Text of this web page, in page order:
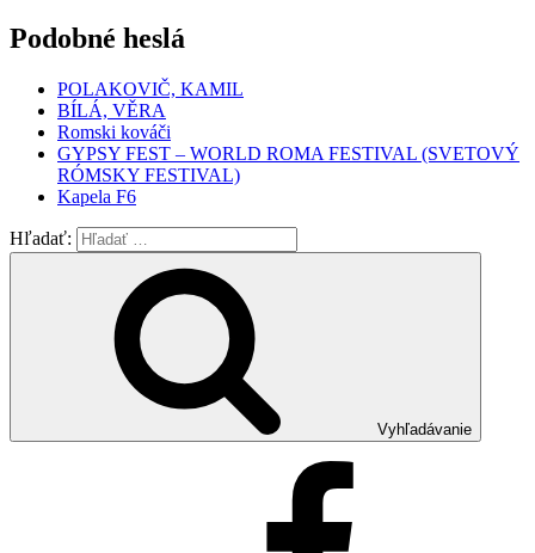
Podobné heslá
POLAKOVIČ, KAMIL
BÍLÁ, VĚRA
Romski kováči
GYPSY FEST – WORLD ROMA FESTIVAL (SVETOVÝ
RÓMSKY FESTIVAL)
Kapela F6
Hľadať:
Vyhľadávanie